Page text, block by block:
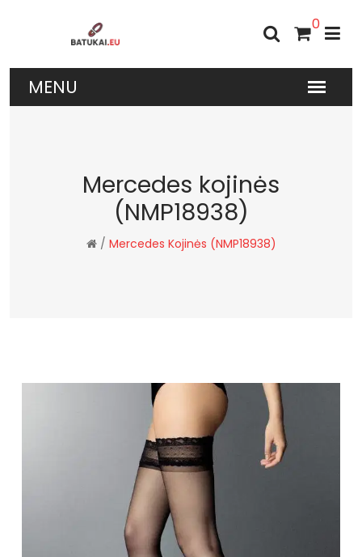
0
Mercedes kojinės
(NMP18938)
/ Mercedes Kojinės (NMP18938)